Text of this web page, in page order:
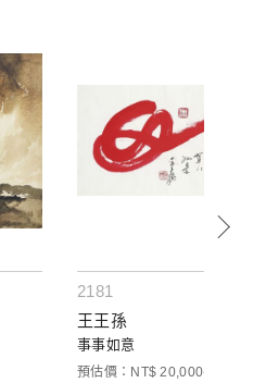
2181
王王孫
事事如意
預估價：NT$ 20,000-50,000